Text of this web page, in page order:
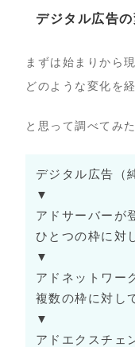
デジタル広告の
まずは始まりから
どのような変化を
と思って調べてみ
デジタル広告（
▼
アドサーバーが
ひとつの枠に対
▼
アドネットワー
複数の枠に対し
▼
アドエクスチェ